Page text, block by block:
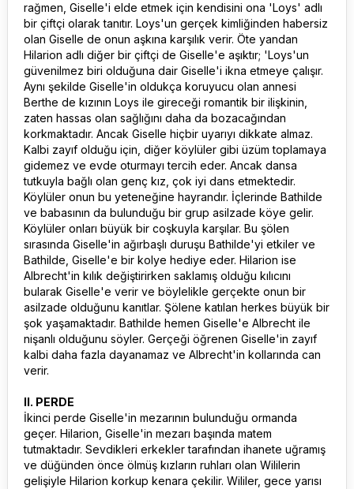
rağmen, Giselle'i elde etmek için kendisini ona 'Loys' adlı
bir çiftçi olarak tanıtır. Loys'un gerçek kimliğinden habersiz
olan Giselle de onun aşkına karşılık verir. Öte yandan
Hilarion adlı diğer bir çiftçi de Giselle'e aşıktır; 'Loys'un
güvenilmez biri olduğuna dair Giselle'i ikna etmeye çalışır.
Aynı şekilde Giselle'in oldukça koruyucu olan annesi
Berthe de kızının Loys ile gireceği romantik bir ilişkinin,
zaten hassas olan sağlığını daha da bozacağından
korkmaktadır. Ancak Giselle hiçbir uyarıyı dikkate almaz.
Kalbi zayıf olduğu için, diğer köylüler gibi üzüm toplamaya
gidemez ve evde oturmayı tercih eder. Ancak dansa
tutkuyla bağlı olan genç kız, çok iyi dans etmektedir.
Köylüler onun bu yeteneğine hayrandır. İçlerinde Bathilde
ve babasının da bulunduğu bir grup asilzade köye gelir.
Köylüler onları büyük bir coşkuyla karşılar. Bu şölen
sırasında Giselle'in ağırbaşlı duruşu Bathilde'yi etkiler ve
Bathilde, Giselle'e bir kolye hediye eder. Hilarion ise
Albrecht'in kılık değiştirirken saklamış olduğu kılıcını
bularak Giselle'e verir ve böylelikle gerçekte onun bir
asilzade olduğunu kanıtlar. Şölene katılan herkes büyük bir
şok yaşamaktadır. Bathilde hemen Giselle'e Albrecht ile
nişanlı olduğunu söyler. Gerçeği öğrenen Giselle'in zayıf
kalbi daha fazla dayanamaz ve Albrecht'in kollarında can
verir.
II. PERDE
İkinci perde Giselle'in mezarının bulunduğu ormanda
geçer. Hilarion, Giselle'in mezarı başında matem
tutmaktadır. Sevdikleri erkekler tarafından ihanete uğramış
ve düğünden önce ölmüş kızların ruhları olan Wililerin
gelişiyle Hilarion korkup kenara çekilir. Wililer, gece yarısı